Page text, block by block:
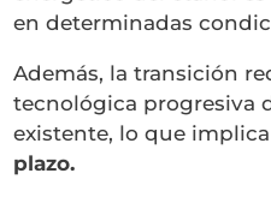
en determinadas
Además, la transición
tecnológica progresiva
existente, lo que implica
plazo.